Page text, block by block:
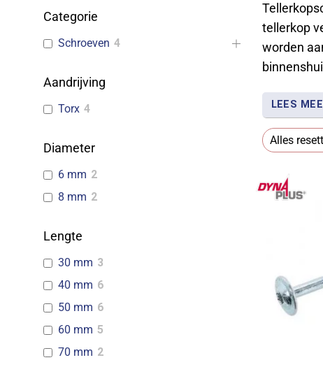
Categorie
Schroeven 4
Aandrijving
Torx 4
Diameter
6 mm 2
8 mm 2
Lengte
30 mm 3
40 mm 6
50 mm 6
60 mm 5
70 mm 2
tellerkop
worden
LEES
Dynaplus
Alles